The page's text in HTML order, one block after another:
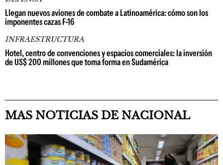
Llegan nuevos aviones de combate a Latinoamérica: cómo son los
imponentes cazas F-16
INFRAESTRUCTURA
Hotel, centro de convenciones y espacios comerciales: la inversión
de US$ 200 millones que toma forma en Sudamérica
MAS NOTICIAS DE NACIONAL